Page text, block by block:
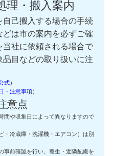
理・搬入案内
己搬入する場合の手続
は市の案内を必ずご確
社に依頼される場合で
品目などの取り扱いに注
式）
・注意事項）
意点
間や収集日によって異なりますので
・冷蔵庫・洗濯機・エアコン）は別
事前確認を行い、養生・近隣配慮を